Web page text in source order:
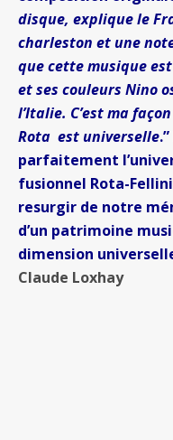
disque, explique le
charleston et une
que cette musique
et ses couleurs Nino
l’Italie. C’est ma
Rota est universelle
parfaitement
fusionnel Rota-
resurgir de notre
d’un patrimoine
dimension
Claude Loxhay